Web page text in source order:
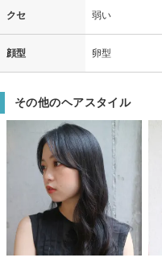
クセ 弱い
顔型 卵型
その他のヘアスタイル